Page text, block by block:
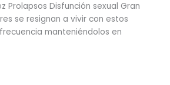
Prolapsos Disfunción sexual Gran
se resignan a vivir con estos
manteniéndolos en